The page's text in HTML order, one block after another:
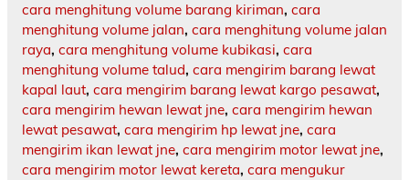
cara menghitung volume barang kiriman, cara
menghitung volume jalan, cara menghitung volume jalan
raya, cara menghitung volume kubikasi, cara
menghitung volume talud, cara mengirim barang lewat
kapal laut, cara mengirim barang lewat kargo pesawat,
cara mengirim hewan lewat jne, cara mengirim hewan
lewat pesawat, cara mengirim hp lewat jne, cara
mengirim ikan lewat jne, cara mengirim motor lewat jne,
cara mengirim motor lewat kereta, cara mengukur